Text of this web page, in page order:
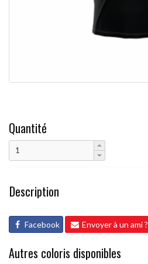
Quantité
Description
Facebook Envoyer à un ami ?
Autres coloris disponibles